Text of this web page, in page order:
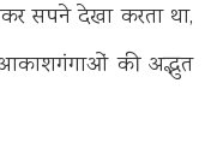
सपने देखा करता था,
की अद्भुत